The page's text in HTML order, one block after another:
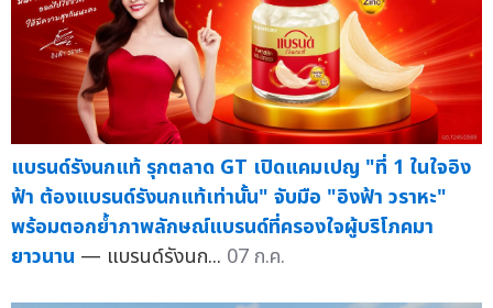
แบรนด์รังนกแท้ รุกตลาด GT เปิดแคมเปญ "ที่ 1 ในใจอิง
ฟ้า ต้องแบรนด์รังนกแท้เท่านั้น" จับมือ "อิงฟ้า วราหะ"
พร้อมตอกย้ำภาพลักษณ์แบรนด์ที่ครองใจผู้บริโภคมา
ยาวนาน — แบรนด์รังนก... 07 ก.ค.